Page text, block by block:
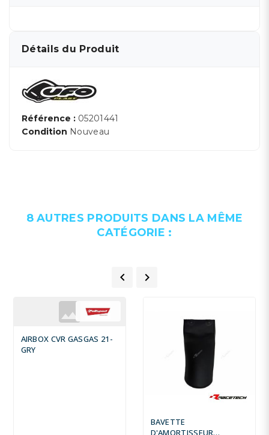
Détails du Produit
Référence : 05201441
Condition Nouveau
8 AUTRES PRODUITS DANS LA MÊME
CATÉGORIE :
 
AIRBOX CVR GASGAS 21-
GRY
BAVETTE
D'AMORTISSEUR